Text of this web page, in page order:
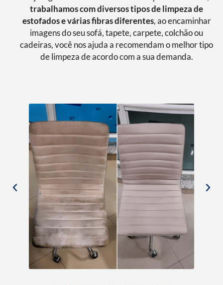
trabalhamos com diversos tipos de limpeza de
estofados e várias fibras diferentes, ao encaminhar
imagens do seu sofá, tapete, carpete, colchão ou
cadeiras, você nos ajuda a recomendam o melhor tipo
de limpeza de acordo com a sua demanda.